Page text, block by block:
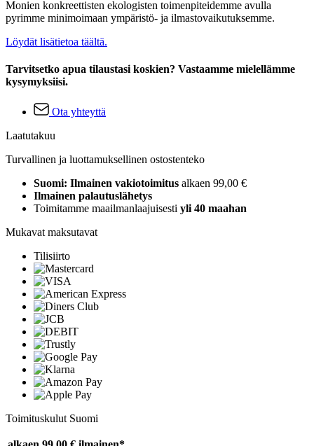
Monien konkreettisten ekologisten toimenpiteidemme avulla
pyrimme minimoimaan ympäristö- ja ilmastovaikutuksemme.
Löydät lisätietoa täältä.
Tarvitsetko apua tilaustasi koskien? Vastaamme mielellämme
kysymyksiisi.
Ota yhteyttä
Laatutakuu
Turvallinen ja luottamuksellinen ostostenteko
Suomi: Ilmainen vakiotoimitus alkaen 99,00 €
Ilmainen palautuslähetys
Toimitamme maailmanlaajuisesti yli 40 maahan
Mukavat maksutavat
Tilisiirto
Toimituskulut Suomi